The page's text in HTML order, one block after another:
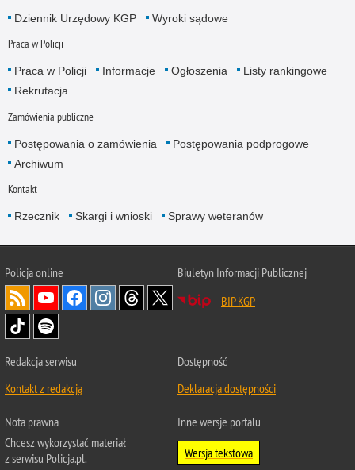
Dziennik Urzędowy KGP Wyroki sądowe
Praca w Policji
Praca w Policji Informacje Ogłoszenia
Listy rankingowe
Rekrutacja
Zamówienia publiczne
Postępowania o zamówienia
Postępowania podprogowe
Archiwum
Kontakt
Rzecznik Skargi i wnioski Sprawy weteranów
Policjaonline
Biuletyn Informacji Publicznej
BIP KGP
Redakcja serwisu
Kontakt z redakcją
Dostępność
Deklaracja dostępności
Nota prawna
Chcesz wykorzystać materiał
z serwisu Policja.pl.
Inne wersje portalu
Wersja tekstowa